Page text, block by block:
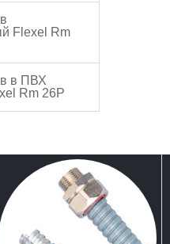
Flexel Rm
в ПВХ
Rm 26P